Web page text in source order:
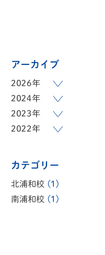
アーカイブ
2026年
2024年
2023年
2022年
カテゴリー
北浦和校 (1)
南浦和校 (1)